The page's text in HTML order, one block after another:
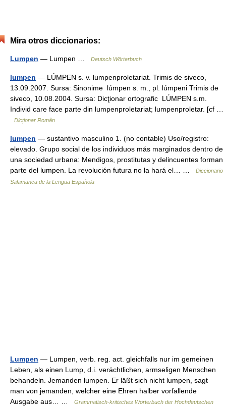
Mira otros diccionarios:
Lumpen — Lumpen … Deutsch Wörterbuch
lumpen — LÚMPEN s. v. lumpenproletariat. Trimis de siveco,
13.09.2007. Sursa: Sinonime lúmpen s. m., pl. lúmpeni Trimis de
siveco, 10.08.2004. Sursa: Dicţionar ortografic LÚMPEN s.m.
Individ care face parte din lumpenproletariat; lumpenproletar. [cf …
Dicționar Român
lumpen — sustantivo masculino 1. (no contable) Uso/registro:
elevado. Grupo social de los individuos más marginados dentro de
una sociedad urbana: Mendigos, prostitutas y delincuentes forman
parte del lumpen. La revolución futura no la hará el… …
Diccionario
Salamanca de la Lengua Española
Lumpen — Lumpen, verb. reg. act. gleichfalls nur im gemeinen
Leben, als einen Lump, d.i. verächtlichen, armseligen Menschen
behandeln. Jemanden lumpen. Er läßt sich nicht lumpen, sagt
man von jemanden, welcher eine Ehren halber vorfallende
Ausgabe aus… …
Grammatisch-kritisches Wörterbuch der Hochdeutschen